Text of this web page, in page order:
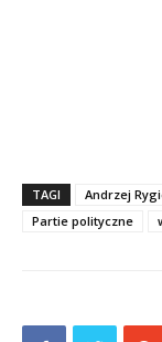
TAGI Andrzej
Partie polityczne